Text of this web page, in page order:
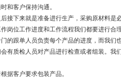
和客户保持沟通。
接下来就是准备进行生产，采购原材料是
岗位工作进度和工作流程我们都要进行合
的跟单人员负责每个产品的进度，而我们
有质检人员对产品进行检查或者组装。我
据客户要求包装产品。